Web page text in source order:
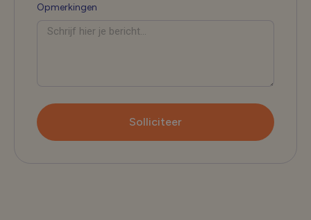
Opmerkingen
Solliciteer